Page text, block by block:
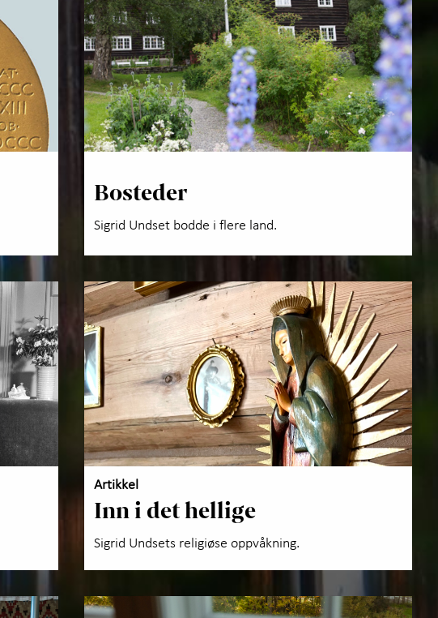
Bosteder
Sigrid Undset bodde i flere land.
Artikkel
Inn i det hellige
Sigrid Undsets religiøse oppvåkning.